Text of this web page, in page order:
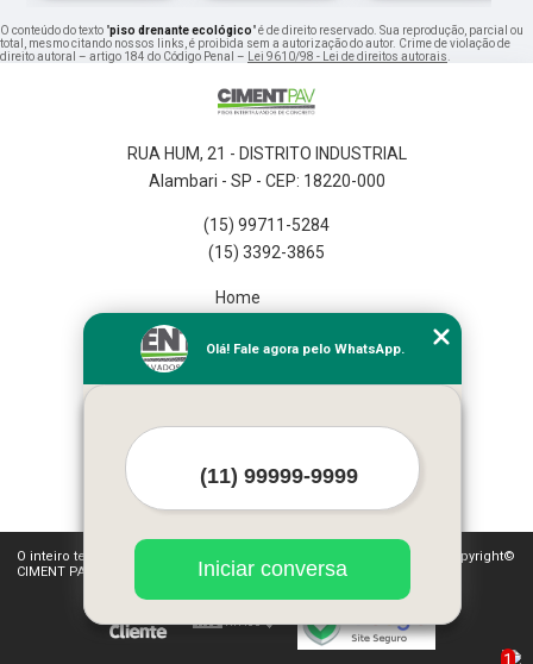
O conteúdo do texto "piso drenante ecológico" é de direito reservado. Sua reprodução, parcial ou
total, mesmo citando nossos links, é proibida sem a autorização do autor. Crime de violação de
direito autoral – artigo 184 do Código Penal –
Lei 9610/98 - Lei de direitos autorais
RUA HUM, 21 - DISTRITO INDUSTRIAL
Alambari - SP - CEP: 18220-000
(15) 99711-5284
(15) 3392-3865
Home
Missão
O inteiro teor deste site está sujeito à proteção de direitos autorais. Copyright©
CIMENT PAV (Lei 9610 de 19/02/1998)
Olá! Fale agora pelo WhatsApp.
Iniciar conversa